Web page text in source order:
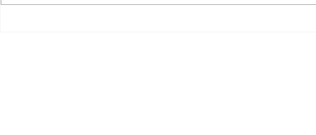
ufficiale risale al 1999, quando lo
scopo di